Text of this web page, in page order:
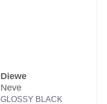
Diewe
Neve
GLOSSY BLACK